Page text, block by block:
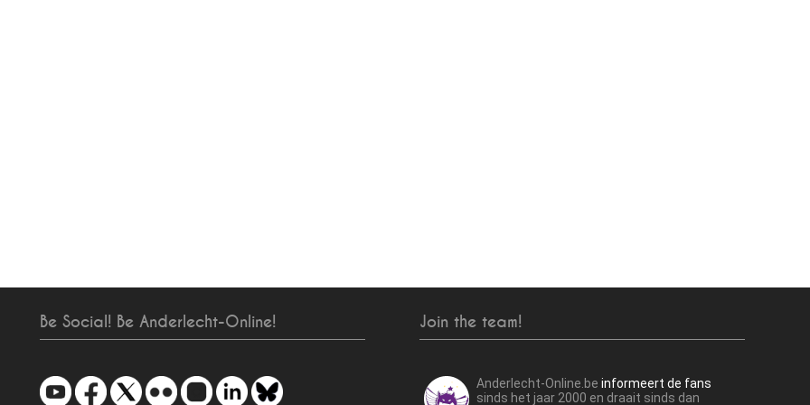
Be Social! Be Anderlecht-Online! Join the team!
Anderlecht-Online.be informeert de fans
sinds het jaar 2000 en draait sinds dan